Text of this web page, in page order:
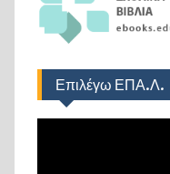
Επιλέγω ΕΠΑ.Λ.